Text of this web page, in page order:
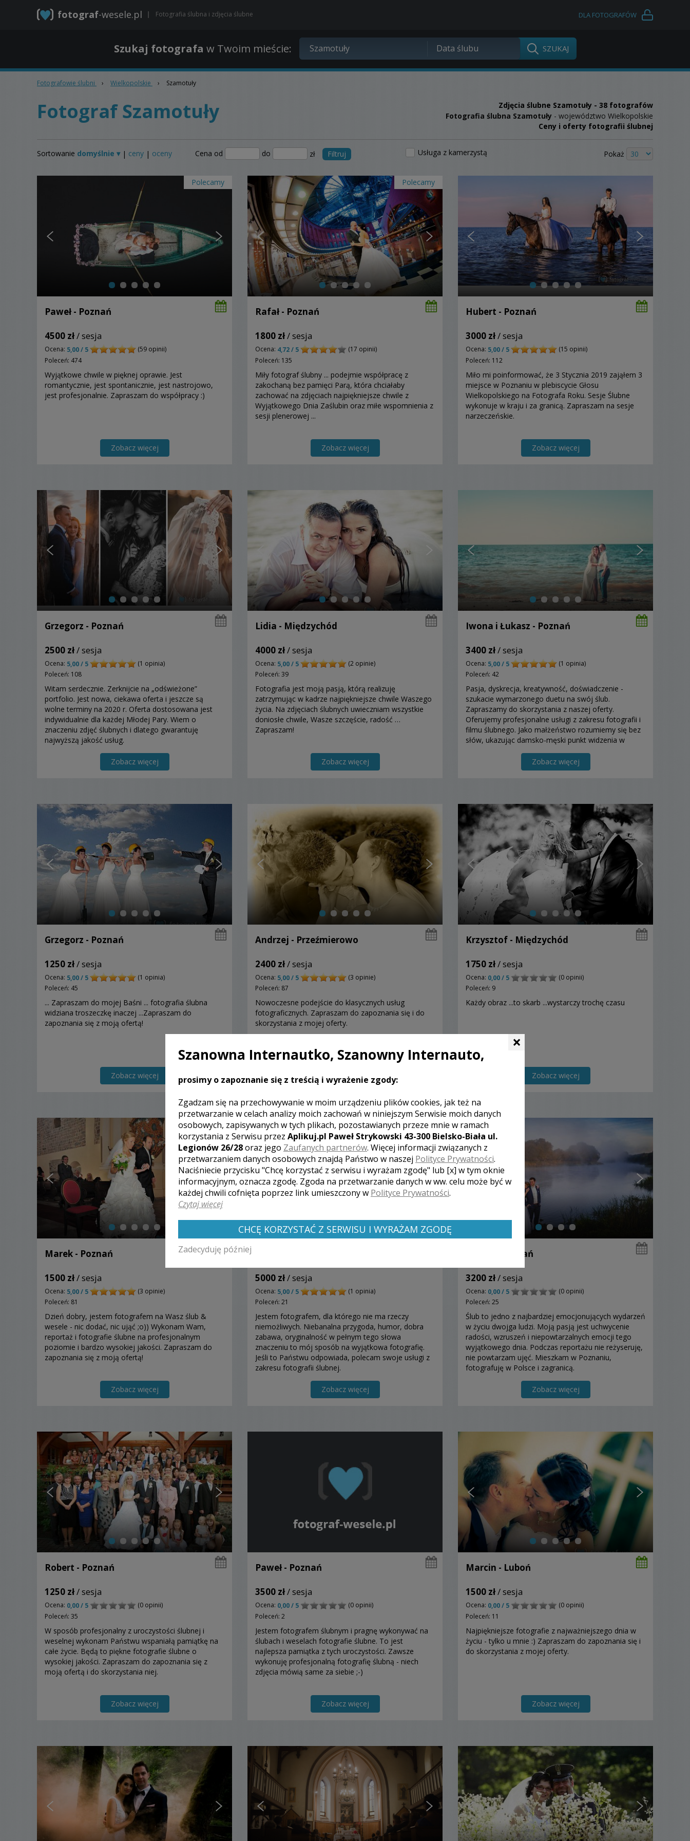
fotograf-wesele.pl Fotografia ślubna i zdjęcia ślubne DLA FOTOGRAFÓW
Szukaj fotografa w Twoim mieście:
Fotografowie ślubni › Wielkopolskie › Szamotuły
Fotograf Szamotuły Zdjęcia ślubne Szamotuły - 38 fotografów
Fotografia ślubna Szamotuły - województwo Wielkopolskie
Ceny i oferty fotografii ślubnej
Sortowanie domyślnie ▾ | ceny | oceny Cena od do zł Filtruj Usługa z kamerzystą Pokaż
Polecamy
Paweł - Poznań
4500 zł/ sesja
Ocena: 5,00 / 5
(59 opinii)
Poleceń: 474
Wyjątkowe chwile w pięknej oprawie. Jest
romantycznie, jest spontanicznie, jest nastrojowo,
jest profesjonalnie. Zapraszam do współpracy :)
Zobacz więcej
Polecamy
Rafał - Poznań
1800 zł/ sesja
Ocena: 4,72 / 5
(17 opinii)
Poleceń: 135
Miły fotograf ślubny ... podejmie współpracę z
zakochaną bez pamięci Parą, która chciałaby
zachować na zdjęciach najpiękniejsze chwile z
Wyjątkowego Dnia Zaślubin oraz miłe wspomnienia z
sesji plenerowej ...
Zobacz więcej
Hubert - Poznań
3000 zł/ sesja
Ocena: 5,00 / 5
(15 opinii)
Poleceń: 112
Miło mi poinformować, że 3 Stycznia 2019 zająłem 3
miejsce w Poznaniu w plebiscycie Głosu
Wielkopolskiego na Fotografa Roku. Sesje Ślubne
wykonuje w kraju i za granicą. Zapraszam na sesje
narzeczeńskie.
Zobacz więcej
Grzegorz - Poznań
2500 zł/ sesja
Ocena: 5,00 / 5
(1 opinia)
Poleceń: 108
Witam serdecznie. Zerknijcie na „odświeżone”
portfolio. Jest nowa, ciekawa oferta i jeszcze są
wolne terminy na 2020 r. Oferta dostosowana jest
indywidualnie dla każdej Młodej Pary. Wiem o
znaczeniu zdjęć ślubnych i dlatego gwarantuję
najwyższą jakość usług.
Zobacz więcej
Lidia - Międzychód
4000 zł/ sesja
Ocena: 5,00 / 5
(2 opinie)
Poleceń: 39
Fotografia jest moją pasją, którą realizuję
zatrzymując w kadrze najpiękniejsze chwile Waszego
życia. Na zdjęciach ślubnych uwieczniam wszystkie
doniosłe chwile, Wasze szczęście, radość …
Zapraszam!
Zobacz więcej
Iwona i Łukasz - Poznań
3400 zł/ sesja
Ocena: 5,00 / 5
(1 opinia)
Poleceń: 42
Pasja, dyskrecja, kreatywność, doświadczenie -
szukacie wymarzonego duetu na swój ślub.
Zapraszamy do skorzystania z naszej oferty.
Oferujemy profesjonalne usługi z zakresu fotografii i
filmu ślubnego. Jako małżeństwo rozumiemy się bez
słów, ukazując damsko-męski punkt widzenia w
Zobacz więcej
Grzegorz - Poznań
1250 zł/ sesja
Ocena: 5,00 / 5
(1 opinia)
Poleceń: 45
... Zapraszam do mojej Baśni ... fotografia ślubna
widziana troszeczkę inaczej ...Zapraszam do
zapoznania się z moją ofertą!
Zobacz więcej
Andrzej - Przeźmierowo
2400 zł/ sesja
Ocena: 5,00 / 5
(3 opinie)
Poleceń: 87
Nowoczesne podejście do klasycznych usług
fotograficznych. Zapraszam do zapoznania się i do
skorzystania z mojej oferty.
Zobacz więcej
Krzysztof - Międzychód
1750 zł/ sesja
Ocena: 0,00 / 5
(0 opinii)
Poleceń: 9
Każdy obraz ...to skarb ...wystarczy trochę czasu
Zobacz więcej
Marek - Poznań
1500 zł/ sesja
Ocena: 5,00 / 5
(3 opinie)
Poleceń: 81
Dzień dobry, jestem fotografem na Wasz ślub &
wesele - nic dodać, nic ująć ;o)) Wykonam Wam,
reportaż i fotografie ślubne na profesjonalnym
poziomie i bardzo wysokiej jakości. Zapraszam do
zapoznania się z moją ofertą!
Zobacz więcej
5000 zł/ sesja
Ocena: 5,00 / 5
(1 opinia)
Poleceń: 21
Jestem fotografem, dla którego nie ma rzeczy
niemożliwych. Niebanalna przygoda, humor, dobra
zabawa, oryginalność w pełnym tego słowa
znaczeniu to mój sposób na wyjątkowa fotografię.
Jeśli to Państwu odpowiada, polecam swoje usługi z
zakresu fotografii ślubnej.
Zobacz więcej
Marta - Poznań
3200 zł/ sesja
Ocena: 0,00 / 5
(0 opinii)
Poleceń: 25
Ślub to jedno z najbardziej emocjonujących wydarzeń
w życiu dwojga ludzi. Moją pasją jest uchwycenie
radości, wzruszeń i niepowtarzalnych emocji tego
wyjątkowego dnia. Podczas reportażu nie reżyseruję,
nie powtarzam ujęć. Mieszkam w Poznaniu,
fotografuję w Polsce i zagranicą.
Zobacz więcej
Robert - Poznań
1250 zł/ sesja
Ocena: 0,00 / 5
(0 opinii)
Poleceń: 35
W sposób profesjonalny z uroczystości ślubnej i
weselnej wykonam Państwu wspaniałą pamiątkę na
całe życie. Będą to piękne fotografie ślubne o
wysokiej jakości. Zapraszam do zapoznania się z
moją ofertą i do skorzystania niej.
Zobacz więcej
Paweł - Poznań
3500 zł/ sesja
Ocena: 0,00 / 5
(0 opinii)
Poleceń: 2
Jestem fotografem ślubnym i pragnę wykonywać na
ślubach i weselach fotografie ślubne. To jest
najlepsza pamiątka z tych uroczystości. Zawsze
wykonuję profesjonalną fotografię ślubną - niech
zdjęcia mówią same za siebie ;-)
Zobacz więcej
Marcin - Luboń
1500 zł/ sesja
Ocena: 0,00 / 5
(0 opinii)
Poleceń: 11
Najpiękniejsze fotografie z najważniejszego dnia w
życiu - tylko u mnie :) Zapraszam do zapoznania się i
do skorzystania z mojej oferty.
Zobacz więcej
×
Szanowna Internautko, Szanowny Internauto,
prosimy o zapoznanie się z treścią i wyrażenie zgody:
Zgadzam się na przechowywanie w moim urządzeniu plików cookies, jak też na
przetwarzanie w celach analizy moich zachowań w niniejszym Serwisie moich danych
osobowych, zapisywanych w tych plikach, pozostawianych przeze mnie w ramach
korzystania z Serwisu przez Aplikuj.pl Paweł Strykowski 43-300 Bielsko-Biała ul.
Legionów 26/28oraz jego Zaufanych partnerów. Więcej informacji związanych z
przetwarzaniem danych osobowych znajdą Państwo w naszej Polityce Prywatności.
Naciśniecie przycisku "Chcę korzystać z serwisu i wyrażam zgodę" lub [x] w tym oknie
informacyjnym, oznacza zgodę. Zgoda na przetwarzanie danych w ww. celu może być w
każdej chwili cofnięta poprzez link umieszczony w Polityce Prywatności.
Czytaj więcej
CHCĘ KORZYSTAĆ Z SERWISU I WYRAŻAM ZGODĘ
Zadecyduję później